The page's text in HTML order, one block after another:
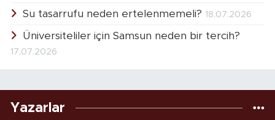
Su tasarrufu neden ertelenmemeli? 18.07.2026
Üniversiteliler için Samsun neden bir tercih?
17.07.2026
Yazarlar